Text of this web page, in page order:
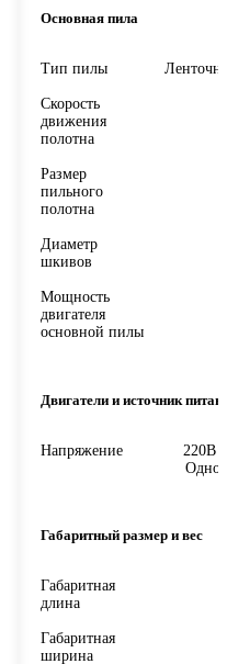
Основная пила
Тип пилы
Скорость
движения
полотна
Размер
пильного
полотна
Диаметр
шкивов
Мощность
двигателя
основной пилы
Двигатели и источник
Напряжение
220В
Габаритный размер и вес
Габаритная
длина
Габаритная
ширина